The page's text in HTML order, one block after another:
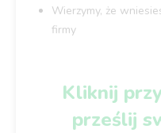
Wierzymy, że
firmy
Kliknij
prześlij